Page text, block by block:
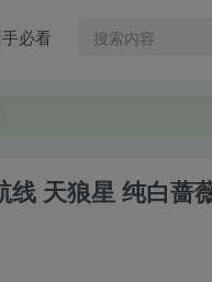
必看
画刊》，实时查看最新站点。
线 天狼星 纯白蔷